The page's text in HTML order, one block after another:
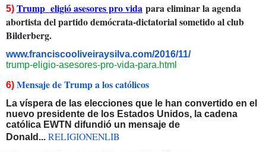
5) Trump eligió asesores pro vida para eliminar la agenda
abortista del partido demócrata-dictatorial sometido al club
Bilderberg.
www.franciscooliveiraysilva.com/2016/11/
trump-eligio-asesores-pro-vida-para.html
6) Mensaje de Trump a los católicos
La víspera de las elecciones que le han convertido en el
nuevo presidente de los Estados Unidos, la cadena
católica EWTN difundió un mensaje de
Donald... RELIGIONENLIB